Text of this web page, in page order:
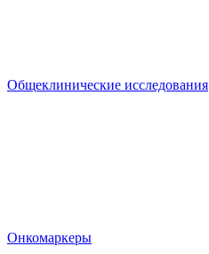
Общеклинические исследования
Онкомаркеры